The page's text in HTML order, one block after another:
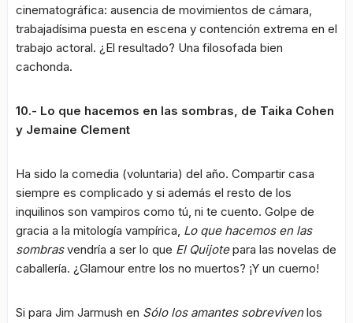
cinematográfica: ausencia de movimientos de cámara,
trabajadísima puesta en escena y contención extrema en el
trabajo actoral. ¿El resultado? Una filosofada bien
cachonda.
10.- Lo que hacemos en las sombras, de Taika Cohen
y Jemaine Clement
Ha sido la comedia (voluntaria) del año. Compartir casa
siempre es complicado y si además el resto de los
inquilinos son vampiros como tú, ni te cuento. Golpe de
gracia a la mitología vampírica, Lo que hacemos en las
sombrasvendría a ser lo que El Quijotepara las novelas de
caballería. ¿Glamour entre los no muertos? ¡Y un cuerno!
Si para Jim Jarmush en Sólo los amantes sobrevivenlos